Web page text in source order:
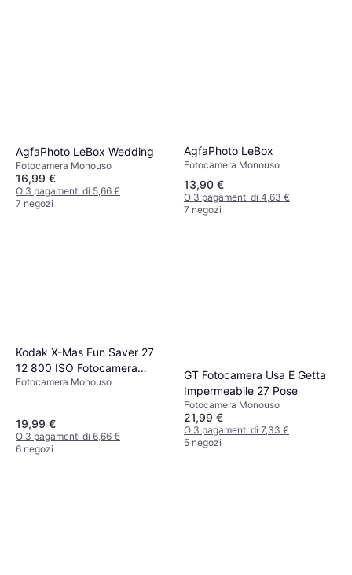
AgfaPhoto LeBox Wedding
Fotocamera Monouso
16,99 €
O 3 pagamenti di 5,66 €
7 negozi
AgfaPhoto LeBox
Fotocamera Monouso
13,90 €
O 3 pagamenti di 4,63 €
7 negozi
Kodak X-Mas Fun Saver 27
12 800 ISO Fotocamera
Monouso
Fotocamera Monouso
19,99 €
O 3 pagamenti di 6,66 €
6 negozi
GT Fotocamera Usa E Getta
Impermeabile 27 Pose
Fotocamera Monouso
21,99 €
O 3 pagamenti di 7,33 €
5 negozi